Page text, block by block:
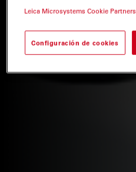
Leica Microsystems Cookie
Configuración de cookies